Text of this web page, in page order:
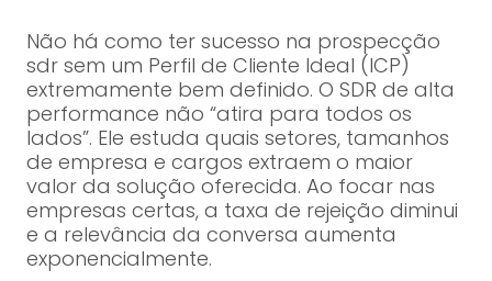
Não há como ter sucesso na prospecção
sdr sem um Perfil de Cliente Ideal (ICP)
extremamente bem definido. O SDR de alta
performance não “atira para todos os
lados”. Ele estuda quais setores, tamanhos
de empresa e cargos extraem o maior
valor da solução oferecida. Ao focar nas
empresas certas, a taxa de rejeição diminui
e a relevância da conversa aumenta
exponencialmente.